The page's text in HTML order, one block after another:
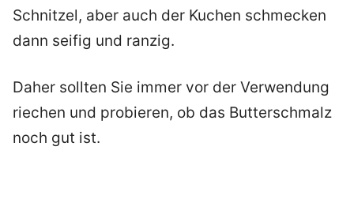
Schnitzel, aber auch der Kuchen schmecken
dann seifig und ranzig.
Daher sollten Sie immer vor der Verwendung
riechen und probieren, ob das Butterschmalz
noch gut ist.